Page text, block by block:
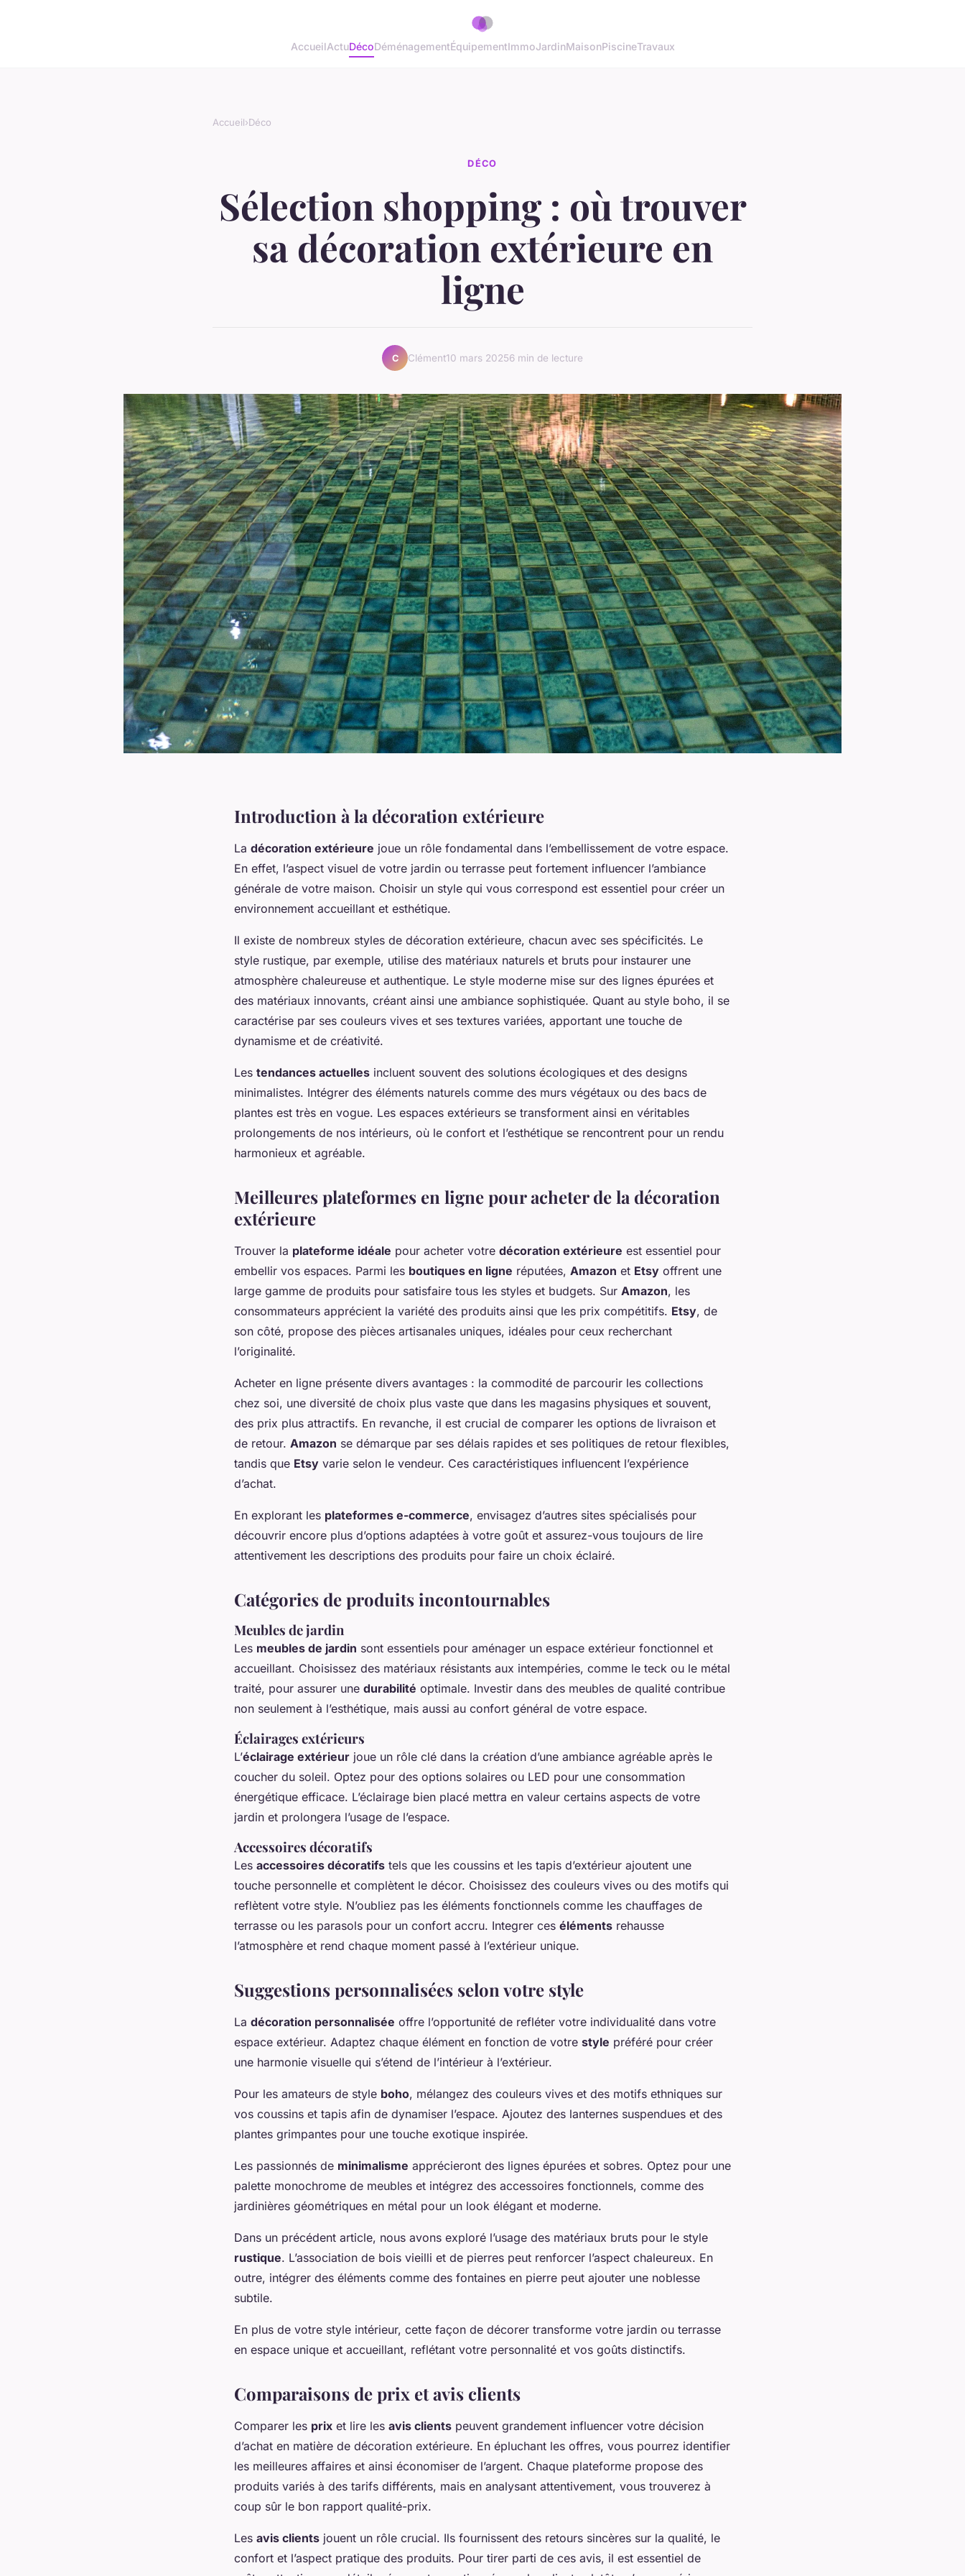
AccueilActuDécoDéménagementÉquipementImmoJardinMaisonPiscineTravaux
Accueil›Déco
DÉCO
Sélection shopping : où trouver
sa décoration extérieure en
ligne
C Clément10 mars 20256 min de lecture
Introduction à la décoration extérieure
La décoration extérieure joue un rôle fondamental dans l’embellissement de votre espace.
En effet, l’aspect visuel de votre jardin ou terrasse peut fortement influencer l’ambiance
générale de votre maison. Choisir un style qui vous correspond est essentiel pour créer un
environnement accueillant et esthétique.
Il existe de nombreux styles de décoration extérieure, chacun avec ses spécificités. Le
style rustique, par exemple, utilise des matériaux naturels et bruts pour instaurer une
atmosphère chaleureuse et authentique. Le style moderne mise sur des lignes épurées et
des matériaux innovants, créant ainsi une ambiance sophistiquée. Quant au style boho, il se
caractérise par ses couleurs vives et ses textures variées, apportant une touche de
dynamisme et de créativité.
Les tendances actuelles incluent souvent des solutions écologiques et des designs
minimalistes. Intégrer des éléments naturels comme des murs végétaux ou des bacs de
plantes est très en vogue. Les espaces extérieurs se transforment ainsi en véritables
prolongements de nos intérieurs, où le confort et l’esthétique se rencontrent pour un rendu
harmonieux et agréable.
Meilleures plateformes en ligne pour acheter de la décoration
extérieure
Trouver la plateforme idéale pour acheter votre décoration extérieure est essentiel pour
embellir vos espaces. Parmi les boutiques en ligne réputées, Amazon et Etsy offrent une
large gamme de produits pour satisfaire tous les styles et budgets. Sur Amazon, les
consommateurs apprécient la variété des produits ainsi que les prix compétitifs. Etsy, de
son côté, propose des pièces artisanales uniques, idéales pour ceux recherchant
l’originalité.
Acheter en ligne présente divers avantages : la commodité de parcourir les collections
chez soi, une diversité de choix plus vaste que dans les magasins physiques et souvent,
des prix plus attractifs. En revanche, il est crucial de comparer les options de livraison et
de retour. Amazon se démarque par ses délais rapides et ses politiques de retour flexibles,
tandis que Etsy varie selon le vendeur. Ces caractéristiques influencent l’expérience
d’achat.
En explorant les plateformes e-commerce, envisagez d’autres sites spécialisés pour
découvrir encore plus d’options adaptées à votre goût et assurez-vous toujours de lire
attentivement les descriptions des produits pour faire un choix éclairé.
Catégories de produits incontournables
Meubles de jardin
Les meubles de jardin sont essentiels pour aménager un espace extérieur fonctionnel et
accueillant. Choisissez des matériaux résistants aux intempéries, comme le teck ou le métal
traité, pour assurer une durabilité optimale. Investir dans des meubles de qualité contribue
non seulement à l’esthétique, mais aussi au confort général de votre espace.
Éclairages extérieurs
L’éclairage extérieur joue un rôle clé dans la création d’une ambiance agréable après le
coucher du soleil. Optez pour des options solaires ou LED pour une consommation
énergétique efficace. L’éclairage bien placé mettra en valeur certains aspects de votre
jardin et prolongera l’usage de l’espace.
Accessoires décoratifs
Les accessoires décoratifs tels que les coussins et les tapis d’extérieur ajoutent une
touche personnelle et complètent le décor. Choisissez des couleurs vives ou des motifs qui
reflètent votre style. N’oubliez pas les éléments fonctionnels comme les chauffages de
terrasse ou les parasols pour un confort accru. Integrer ces éléments rehausse
l’atmosphère et rend chaque moment passé à l’extérieur unique.
Suggestions personnalisées selon votre style
La décoration personnalisée offre l’opportunité de refléter votre individualité dans votre
espace extérieur. Adaptez chaque élément en fonction de votre style préféré pour créer
une harmonie visuelle qui s’étend de l’intérieur à l’extérieur.
Pour les amateurs de style boho, mélangez des couleurs vives et des motifs ethniques sur
vos coussins et tapis afin de dynamiser l’espace. Ajoutez des lanternes suspendues et des
plantes grimpantes pour une touche exotique inspirée.
Les passionnés de minimalisme apprécieront des lignes épurées et sobres. Optez pour une
palette monochrome de meubles et intégrez des accessoires fonctionnels, comme des
jardinières géométriques en métal pour un look élégant et moderne.
Dans un précédent article, nous avons exploré l’usage des matériaux bruts pour le style
rustique. L’association de bois vieilli et de pierres peut renforcer l’aspect chaleureux. En
outre, intégrer des éléments comme des fontaines en pierre peut ajouter une noblesse
subtile.
En plus de votre style intérieur, cette façon de décorer transforme votre jardin ou terrasse
en espace unique et accueillant, reflétant votre personnalité et vos goûts distinctifs.
Comparaisons de prix et avis clients
Comparer les prix et lire les avis clients peuvent grandement influencer votre décision
d’achat en matière de décoration extérieure. En épluchant les offres, vous pourrez identifier
les meilleures affaires et ainsi économiser de l’argent. Chaque plateforme propose des
produits variés à des tarifs différents, mais en analysant attentivement, vous trouverez à
coup sûr le bon rapport qualité-prix.
Les avis clients jouent un rôle crucial. Ils fournissent des retours sincères sur la qualité, le
confort et l’aspect pratique des produits. Pour tirer parti de ces avis, il est essentiel de